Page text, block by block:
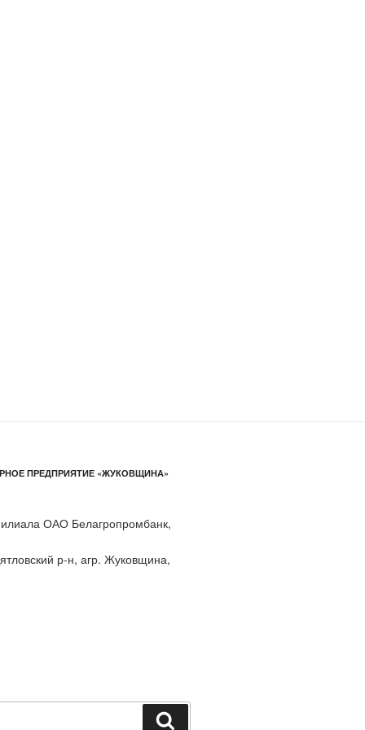
ПРЕДПРИЯТИЕ «ЖУКОВЩИНА»
ОАО Белагропромбанк,
р-н, агр. Жуковщина,